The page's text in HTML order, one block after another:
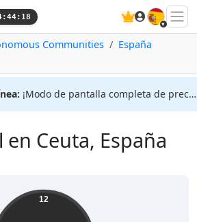
🇪🇸
Communities
España
¡Modo de pantalla completa de precisión!
Ceuta, España
12